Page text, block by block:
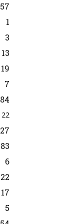
57
1
3
13
19
7
22
27
6
22
17
5